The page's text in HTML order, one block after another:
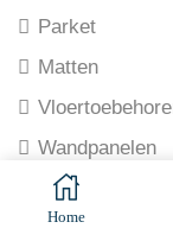
Home
Parket
Matten
Wandpanelen
© All rights